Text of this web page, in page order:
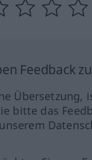
Feedback
Übersetzung,
bitte das